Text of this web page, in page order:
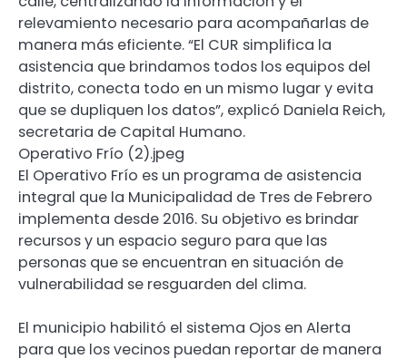
relevamiento necesario para acompañarlas de
manera más eficiente. “El CUR simplifica la
asistencia que brindamos todos los equipos del
distrito, conecta todo en un mismo lugar y evita
que se dupliquen los datos”, explicó Daniela Reich,
secretaria de Capital Humano.
Operativo Frío (2).jpeg
El Operativo Frío es un programa de asistencia
integral que la Municipalidad de Tres de Febrero
implementa desde 2016. Su objetivo es brindar
recursos y un espacio seguro para que las
personas que se encuentran en situación de
vulnerabilidad se resguarden del clima.
El municipio habilitó el sistema Ojos en Alerta
para que los vecinos puedan reportar de manera